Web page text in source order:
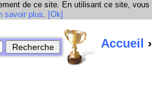
de ce site. En utilisant ce site, vous
savoir plus. [Ok]
Accueil